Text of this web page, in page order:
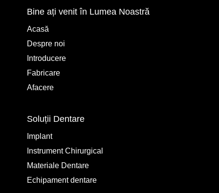
Bine ați venit în Lumea Noastră
Acasă
Despre noi
Introducere
Fabricare
Afacere
Soluții Dentare
Implant
Instrument Chirurgical
Materiale Dentare
Echipament dentare